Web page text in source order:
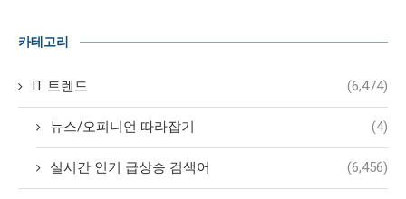
카테고리
IT 트렌드 (6,474)
뉴스/오피니언 따라잡기 (4)
실시간 인기 급상승 검색어 (6,456)